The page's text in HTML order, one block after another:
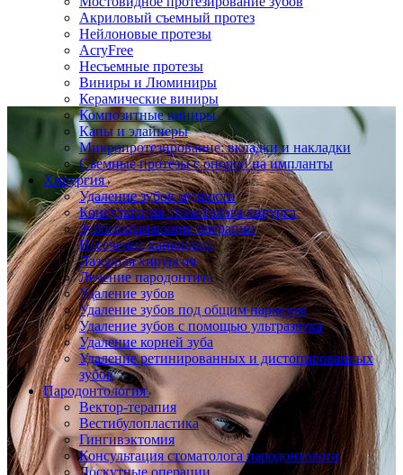
Акриловый съемный протез
Нейлоновые протезы
AcryFree
Несъемные протезы
Виниры и Люминиры
Керамические виниры
Композитные виниры
Капы и элайнеры
Микропротезирование: вкладки и накладки
Съемные протезы с опорой на импланты
Хирургия
Удаление зубов мудрости
Консультация стоматолога хирурга
Зубосохраняющие операции
Иссечение капюшона
Лазерная хирургия
Лечение пародонтита
Удаление зубов
Удаление зубов под общим наркозом
Удаление зубов с помощью ультразвука
Удаление корней зуба
Удаление ретинированных и дистопированных
зубов
Пародонтология
Вектор-терапия
Вестибулопластика
Гингивэктомия
Консультация стоматолога пародонтолога
Лоскутные операции